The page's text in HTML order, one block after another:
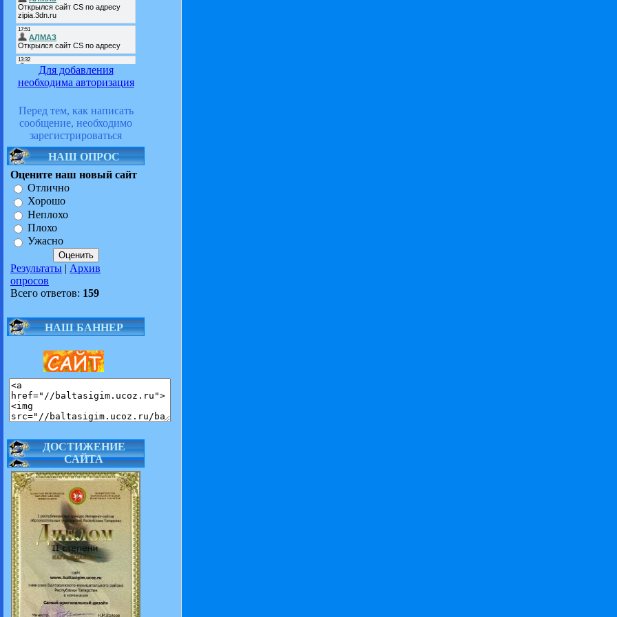
Для добавления
необходима авторизация
Перед тем, как написать
сообщение, необходимо
зарегистрироваться
НАШ ОПРОС
Оцените наш новый сайт
Отлично
Хорошо
Неплохо
Плохо
Ужасно
Результаты | Архив
опросов
Всего ответов: 159
НАШ БАННЕР
ДОСТИЖЕНИЕ
САЙТА